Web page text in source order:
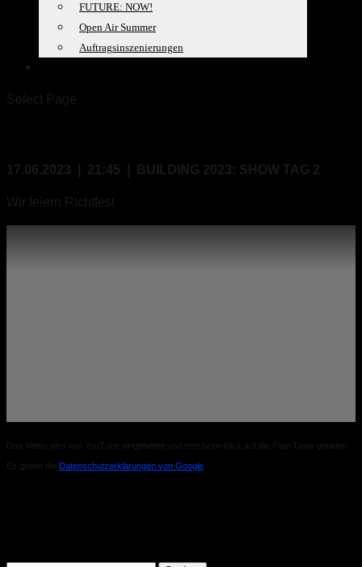
FUTURE: NOW!
Open Air Summer
Auftragsinszenierungen
Select Page
17.06.2023 | 21:45 | BUILDING 2023: SHOW TAG 2
Wir feiern Richtfest
Das Video wird von YouTube eingebettet und erst beim Klick auf die Play-Taste geladen.
Es gelten die Datenschutzerklärungen von Google